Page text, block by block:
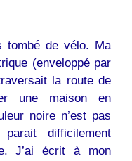
tombé de vélo. Ma
(enveloppé par
la route de
une maison en
noire n’est pas
difficilement
J’ai écrit à mon